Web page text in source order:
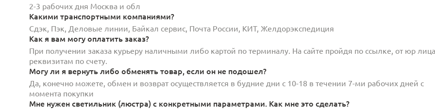
2-3 рабочих дня Москва и обл
Какими транспортными компаниями?
Сдэк, Пэк, Деловые линии, Байкал сервис, Почта России, КИТ, Желдорэкспедиция
Как я вам могу оплатить заказ?
При получении заказа курьеру наличными либо картой по терминалу. На сайте пройдя по ссылке, от юр
реквизитам по счету.
Могу ли я вернуть либо обменять товар, если он не подошел?
Да, конечно можете, обмен и возврат осуществляется в будние дни с 10-18 в течении 7-ми рабочих дней с
момента покупки
Мне нужен светильник (люстра) с конкретными параметрами. Как мне это сделать?